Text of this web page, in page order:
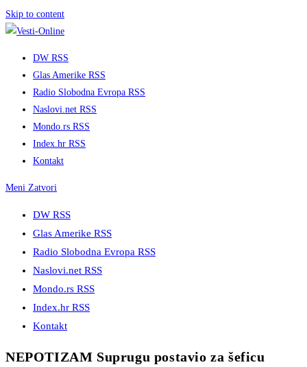
Skip to content
DW RSS
Glas Amerike RSS
Radio Slobodna Evropa RSS
Naslovi.net RSS
Mondo.rs RSS
Index.hr RSS
Kontakt
Meni Zatvori
DW RSS
Glas Amerike RSS
Radio Slobodna Evropa RSS
Naslovi.net RSS
Mondo.rs RSS
Index.hr RSS
Kontakt
NEPOTIZAM Suprugu postavio za šeficu